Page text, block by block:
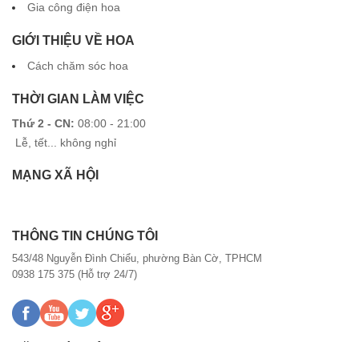
Gia công điện hoa
GIỚI THIỆU VỀ HOA
Cách chăm sóc hoa
THỜI GIAN LÀM VIỆC
Thứ 2 - CN: 08:00 - 21:00
Lễ, tết... không nghỉ
MẠNG XÃ HỘI
THÔNG TIN CHÚNG TÔI
543/48 Nguyễn Đình Chiểu, phường Bàn Cờ, TPHCM
0938 175 375 (Hỗ trợ 24/7)